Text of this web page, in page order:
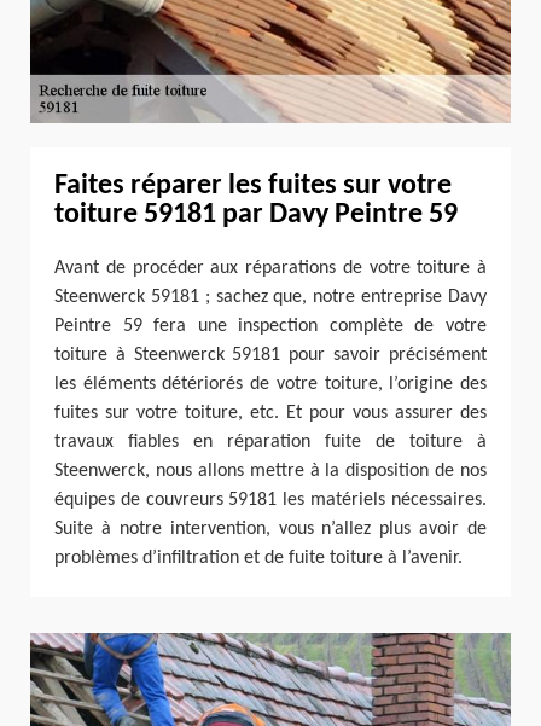
Faites réparer les fuites sur votre
toiture 59181 par Davy Peintre 59
Avant de procéder aux réparations de votre toiture à
Steenwerck 59181 ; sachez que, notre entreprise Davy
Peintre 59 fera une inspection complète de votre
toiture à Steenwerck 59181 pour savoir précisément
les éléments détériorés de votre toiture, l’origine des
fuites sur votre toiture, etc. Et pour vous assurer des
travaux fiables en réparation fuite de toiture à
Steenwerck, nous allons mettre à la disposition de nos
équipes de couvreurs 59181 les matériels nécessaires.
Suite à notre intervention, vous n’allez plus avoir de
problèmes d’infiltration et de fuite toiture à l’avenir.